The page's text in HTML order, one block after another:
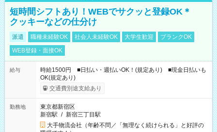
短時間シフトあり！WEBでサクッと登録OK＊
クッキーなどの仕分け
派遣 職種未経験OK 社会人未経験OK 大学生歓迎
ブランクOK
WEB登録・面接OK
給与
時給1500円 ■日払い・週払いOK！(規定あり) ■現金日払いも
OK(規定あり)
交通費別途支給あり
勤務地
東京都新宿区
新宿駅 / 新宿三丁目駅
大手物流会社（年齢不問／「無理なく続けられる」と好評の